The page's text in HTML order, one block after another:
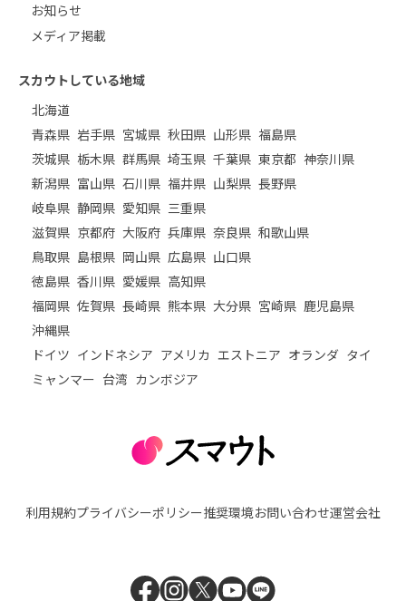
お知らせ
メディア掲載
スカウトしている地域
北海道
青森県 岩手県 宮城県 秋田県 山形県 福島県
茨城県 栃木県 群馬県 埼玉県 千葉県 東京都 神奈川県
新潟県 富山県 石川県 福井県 山梨県 長野県
岐阜県 静岡県 愛知県 三重県
滋賀県 京都府 大阪府 兵庫県 奈良県 和歌山県
鳥取県 島根県 岡山県 広島県 山口県
徳島県 香川県 愛媛県 高知県
福岡県 佐賀県 長崎県 熊本県 大分県 宮崎県 鹿児島県
沖縄県
ドイツ インドネシア アメリカ エストニア オランダ タイ
ミャンマー 台湾 カンボジア
利用規約プライバシーポリシー推奨環境お問い合わせ運営会社